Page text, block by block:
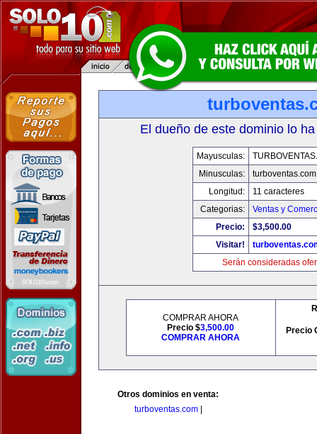
El dueño de este dominio lo
Mayusculas:
Minusculas:
turboventas.com
Longitud:
11 caracteres
Categorias:
Ventas y
Precio:
$3,500.00
Visitar!
Serán consideradas
COMPRAR AHORA
Precio $3,500.00
COMPRAR AHORA
Precio
Otros dominios en venta:
turboventas.com|